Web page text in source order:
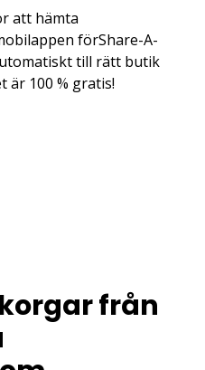
att hämta
förShare-A-
till rätt butik
är 100 % gratis!
från